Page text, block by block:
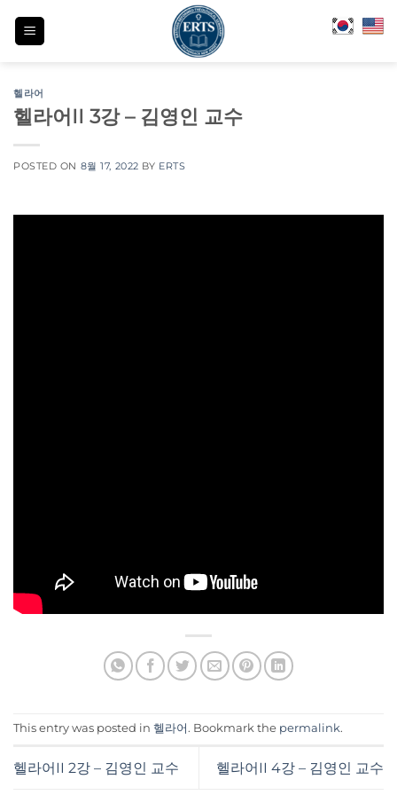
헬라어
헬라어II 3강 – 김영인 교수
POSTED ON 8월 17, 2022 BY ERTS
This entry was posted in 헬라어. Bookmark the permalink.
헬라어II 2강 – 김영인 교수 헬라어II 4강 – 김영인 교수